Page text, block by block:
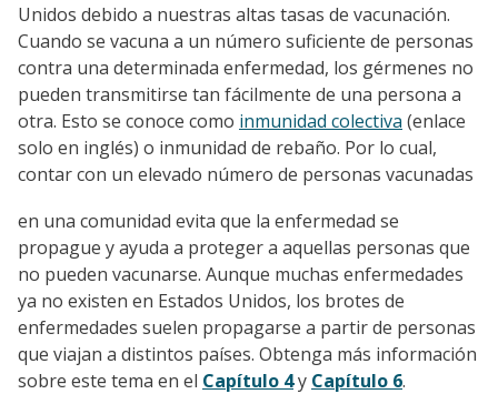
Unidos debido a nuestras altas tasas de vacunación.
Cuando se vacuna a un número suficiente de personas
contra una determinada enfermedad, los gérmenes no
pueden transmitirse tan fácilmente de una persona a
otra. Esto se conoce como inmunidad colectiva (enlace
solo en inglés) o inmunidad de rebaño. Por lo cual,
contar con un elevado número de personas vacunadas
en una comunidad evita que la enfermedad se
propague y ayuda a proteger a aquellas personas que
no pueden vacunarse. Aunque muchas enfermedades
ya no existen en Estados Unidos, los brotes de
enfermedades suelen propagarse a partir de personas
que viajan a distintos países. Obtenga más información
sobre este tema en el Capítulo 4y Capítulo 6.